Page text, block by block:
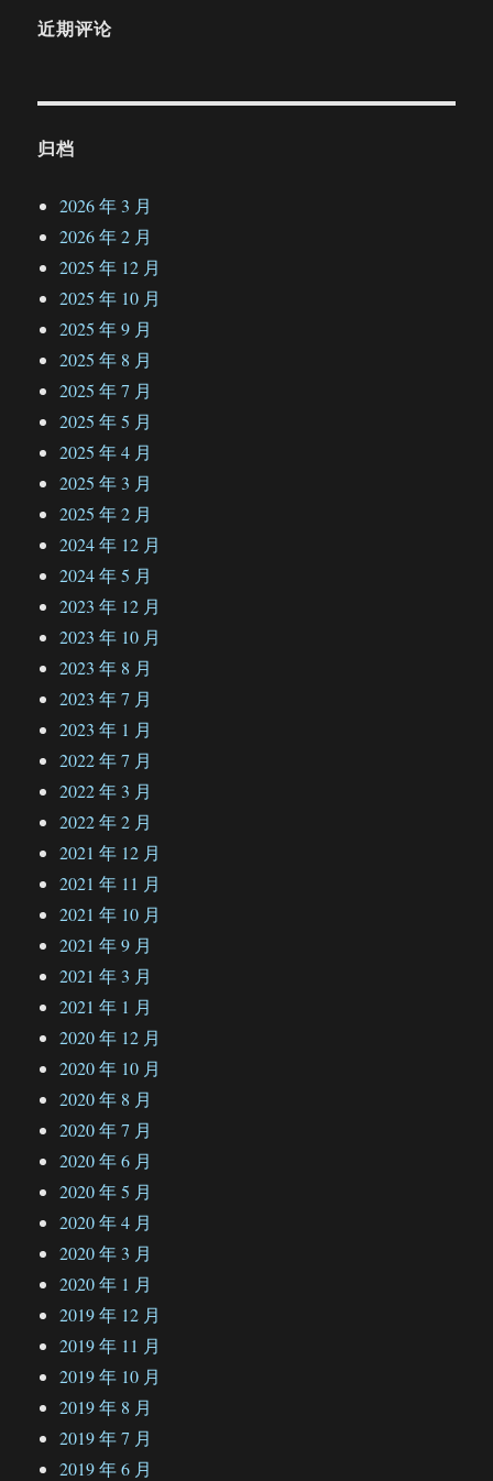
近期评论
归档
2026 年 3 月
2026 年 2 月
2025 年 12 月
2025 年 10 月
2025 年 9 月
2025 年 8 月
2025 年 7 月
2025 年 5 月
2025 年 4 月
2025 年 3 月
2025 年 2 月
2024 年 12 月
2024 年 5 月
2023 年 12 月
2023 年 10 月
2023 年 8 月
2023 年 7 月
2023 年 1 月
2022 年 7 月
2022 年 3 月
2022 年 2 月
2021 年 12 月
2021 年 11 月
2021 年 10 月
2021 年 9 月
2021 年 3 月
2021 年 1 月
2020 年 12 月
2020 年 10 月
2020 年 8 月
2020 年 7 月
2020 年 6 月
2020 年 5 月
2020 年 4 月
2020 年 3 月
2020 年 1 月
2019 年 12 月
2019 年 11 月
2019 年 10 月
2019 年 8 月
2019 年 7 月
2019 年 6 月